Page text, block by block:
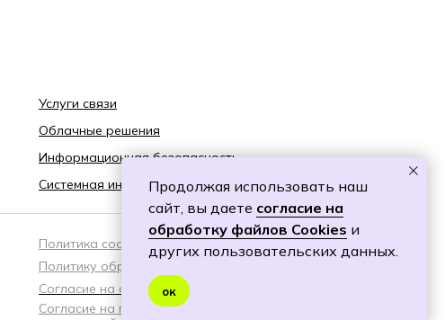
Услуги связи
Облачные решения
Информационная безопасность
Системная интеграция
Политика cookies
Политику обработки персональных данных
Согласие на обработку персональных данных
Согласие на получение специальных предложений
Продолжая использовать наш
сайт, вы даете согласие на
обработку файлов Cookies и
других пользовательских данных.
ок